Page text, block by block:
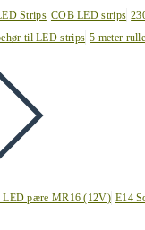
Strips COB LED strips
til LED strips 5 meter
LED pære MR16 (12V) E14